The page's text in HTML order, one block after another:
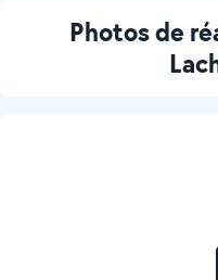
Photos de